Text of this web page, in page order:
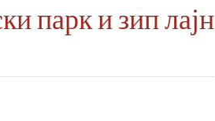
и зип лајн